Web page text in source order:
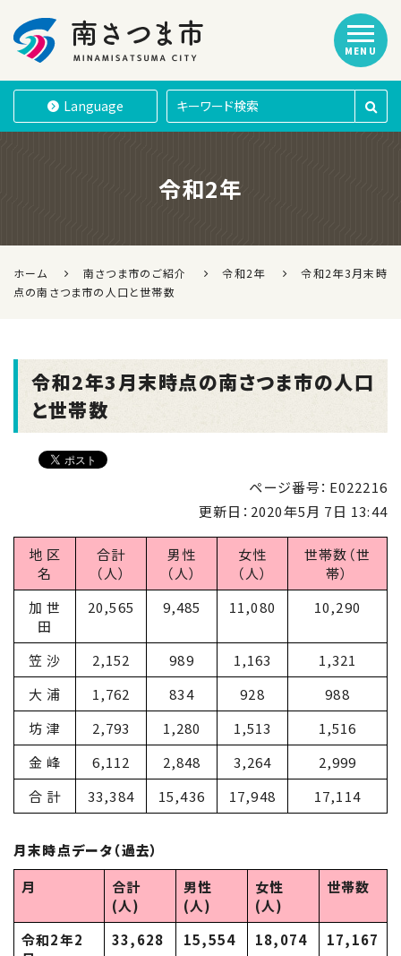
南さつま市
Language
MENU
令和2年
ホーム 南さつま市のご紹介 令和2年
令和2年3月末時
点の南さつま市の人口と世帯数
令和2年3月末時点の南さつま市の人口
と世帯数
ページ番号：E022216
更新日： 2020年5月 7日 13:44
地 区
名
合計
（人）
男性
（人）
女性
（人）
世帯数（世
帯）
加 世
田
20,565 9,485 11,080 10,290
笠 沙 2,152 989 1,163
1,321
大 浦
1,762 834 928
988
坊 津
2,793 1,280 1,513
1,516
金 峰
6,112 2,848 3,264
2,999
合 計
33,384 15,436 17,948 17,114
月末時点データ（過去）
月
合計
(人)
男性
(人)
女性
(人)
世帯数
令和2年2
33,628 15,554 18,074 17,167